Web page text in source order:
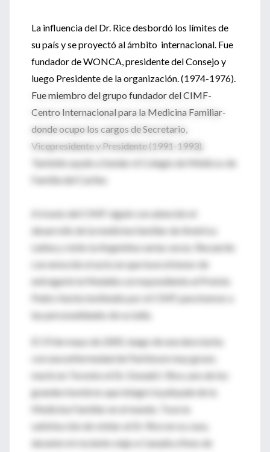
La influencia del Dr. Rice desbordó los límites de
su país y se proyectó al ámbito internacional. Fue
fundador de WONCA, presidente del Consejo y
luego Presidente de la organización. (1974-1976).
Fue miembro del grupo fundador del CIMF-
Centro Internacional para la Medicina Familiar-
donde ocupo los cargos de Secretario,
Vicepresidente y Presidente (1991-1993).
También ayudo a fundar el Colegio de Médicos de
Familia del Caribe.
A través del CIMF siguió con atención el
desarrollo de la medicina familiar de América
Latina y visito la Argentina varias veces. Recuerdo
con emoción el acto en que tuve el honor de
entregarle la Medalla correspondiente al Premio
Pedro Iturbe instituido por el CIMF para honrar a
las personalidades de su talla.
El 19 de mayo de 2005, luego de una dura lucha
con una enfermedad de Parkinson muy grave,
murió en Toronto el Dr. Donald I. Rice, uno de los
grandes hombres que integró la pléyade de la
Medicina Familiar en el mundo. Tuve la
satisfacción de visitar al Dr. Rice en su casa,
durante mi reciente viaje a Canadá a fines de